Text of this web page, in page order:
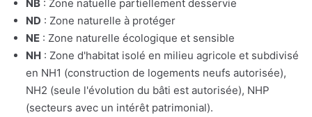
NB : Zone natuelle partiellement desservie
ND : Zone naturelle à protéger
NE : Zone naturelle écologique et sensible
NH : Zone d'habitat isolé en milieu agricole et subdivisé
en NH1 (construction de logements neufs autorisée),
NH2 (seule l'évolution du bâti est autorisée), NHP
(secteurs avec un intérêt patrimonial).